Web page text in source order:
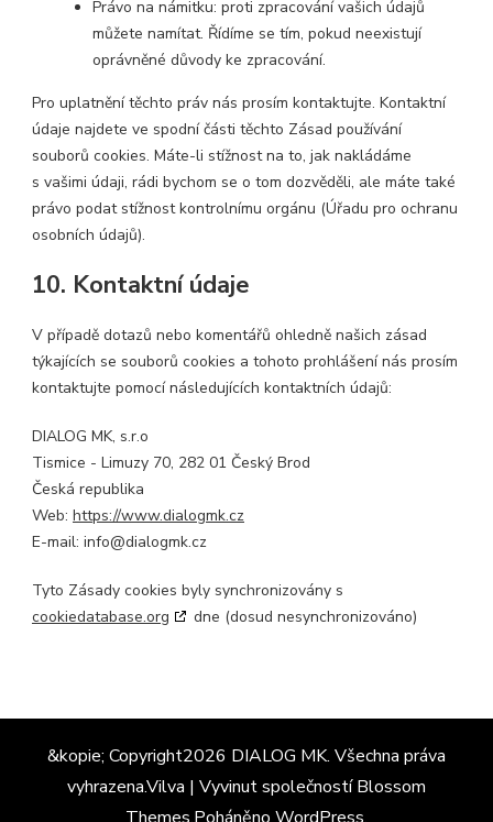
Právo na námitku: proti zpracování vašich údajů
můžete namítat. Řídíme se tím, pokud neexistují
oprávněné důvody ke zpracování.
Pro uplatnění těchto práv nás prosím kontaktujte. Kontaktní
údaje najdete ve spodní části těchto Zásad používání
souborů cookies. Máte-li stížnost na to, jak nakládáme
s vašimi údaji, rádi bychom se o tom dozvěděli, ale máte také
právo podat stížnost kontrolnímu orgánu (Úřadu pro ochranu
osobních údajů).
10. Kontaktní údaje
V případě dotazů nebo komentářů ohledně našich zásad
týkajících se souborů cookies a tohoto prohlášení nás prosím
kontaktujte pomocí následujících kontaktních údajů:
DIALOG MK, s.r.o
Tismice - Limuzy 70, 282 01 Český Brod
Česká republika
Web: https://www.dialogmk.cz
E-mail: info@dialogmk.cz
Tyto Zásady cookies byly synchronizovány s
cookiedatabase.org
dne (dosud nesynchronizováno)
&kopie; Copyright2026 DIALOG MK. Všechna práva
vyhrazena.Vilva | Vyvinut společnostíBlossom